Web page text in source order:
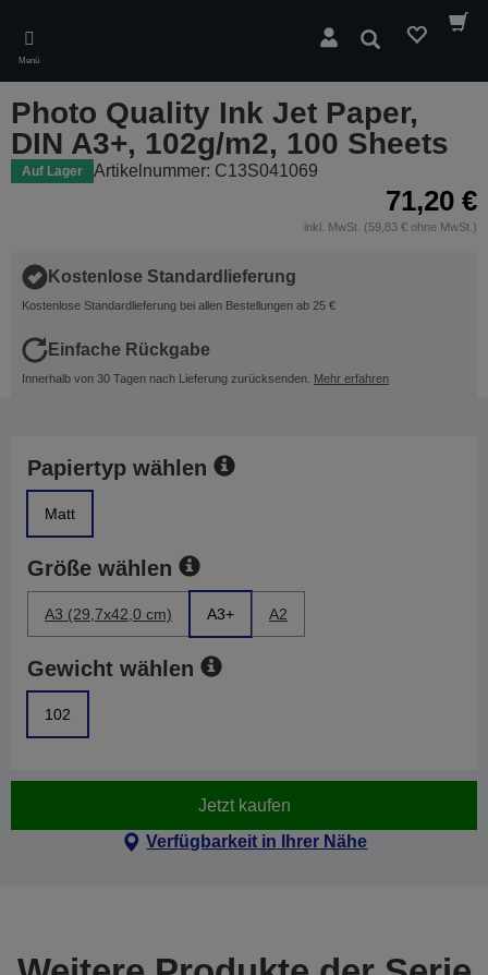
main
content
Menü
Suchen
Photo Quality Ink Jet Paper,
DIN A3+, 102g/m2, 100 Sheets
Auf Lager Artikelnummer: C13S041069
71,20 €
inkl. MwSt. (59,83 € ohne MwSt.)
Kostenlose Standardlieferung
Kostenlose Standardlieferung bei allen Bestellungen ab 25 €
Einfache Rückgabe
Innerhalb von 30 Tagen nach Lieferung zurücksenden. Mehr erfahren
Papiertyp wählen
Matt
Größe wählen
A3 (29,7x42,0 cm) A3+ A2
Gewicht wählen
102
Jetzt kaufen
Verfügbarkeit in Ihrer Nähe